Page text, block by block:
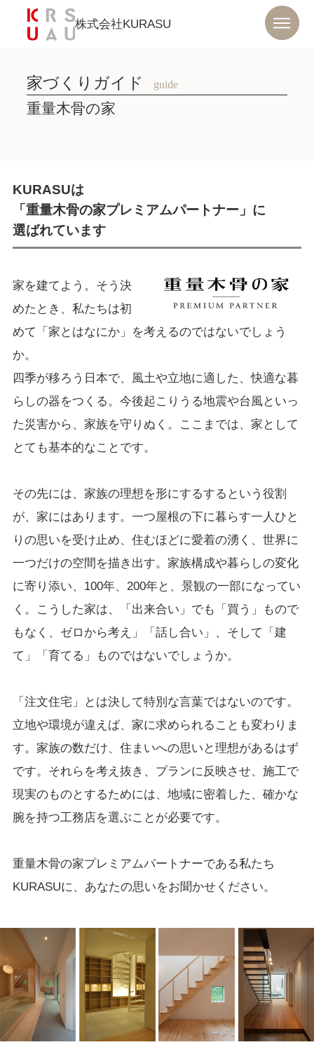
株式会社KURASU
家づくりガイド guide
重量木骨の家
KURASUは
「重量木骨の家プレミアムパートナー」に
選ばれています
家を建てよう。そう決
めたとき、私たちは初
めて「家とはなにか」を考えるのではないでしょう
か。
四季が移ろう日本で、風土や立地に適した、快適な暮
らしの器をつくる。今後起こりうる地震や台風といっ
た災害から、家族を守りぬく。ここまでは、家として
とても基本的なことです。
その先には、家族の理想を形にするするという役割
が、家にはあります。一つ屋根の下に暮らす一人ひと
りの思いを受け止め、住むほどに愛着の湧く、世界に
一つだけの空間を描き出す。家族構成や暮らしの変化
に寄り添い、100年、200年と、景観の一部になってい
く。こうした家は、「出来合い」でも「買う」もので
もなく、ゼロから考え」「話し合い」、そして「建
て」「育てる」ものではないでしょうか。
「注文住宅」とは決して特別な言葉ではないのです。
立地や環境が違えば、家に求められることも変わりま
す。家族の数だけ、住まいへの思いと理想があるはず
です。それらを考え抜き、プランに反映させ、施工で
現実のものとするためには、地域に密着した、確かな
腕を持つ工務店を選ぶことが必要です。
重量木骨の家プレミアムパートナーである私たち
KURASUに、あなたの思いをお聞かせください。